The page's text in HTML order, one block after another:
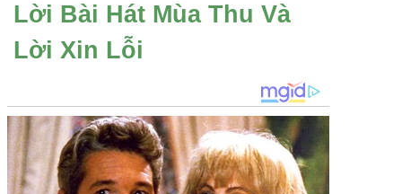
Lời Bài Hát Mùa Thu Và
Lời Xin Lỗi